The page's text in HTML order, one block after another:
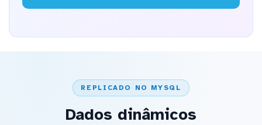
REPLICADO NO MYSQL
Dados dinâmicos